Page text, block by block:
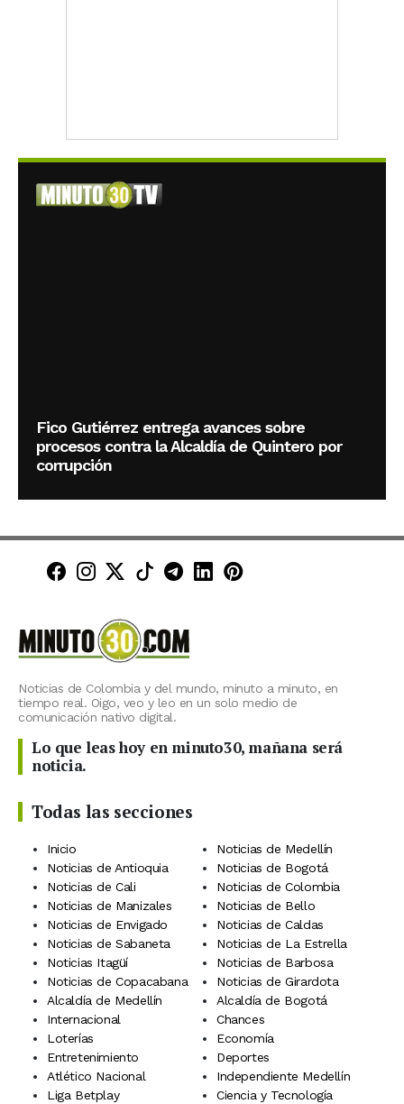
Fico Gutiérrez entrega avances sobre
procesos contra la Alcaldía de Quintero por
corrupción
Minuto30 en Facebook
Minuto30 en Instagram
Minuto30 en X (Twitter)
Minuto30 en TikTok
Canal de Minuto30 en
Minuto30 en LinkedIn
Minuto30 en
Noticias de Colombia y del mundo, minuto a minuto, en
tiempo real. Oigo, veo y leo en un solo medio de
comunicación nativo digital.
Lo que leas hoy en minuto30, mañana será
noticia.
Todas las secciones
Inicio
Noticias de Medellín
Noticias de Antioquia
Noticias de Bogotá
Noticias de Cali
Noticias de Colombia
Noticias de Manizales
Noticias de Bello
Noticias de Envigado
Noticias de Caldas
Noticias de Sabaneta
Noticias de La Estrella
Noticias Itagüí
Noticias de Barbosa
Noticias de Copacabana
Noticias de Girardota
Alcaldía de Medellín
Alcaldía de Bogotá
Internacional
Chances
Loterías
Economía
Entretenimiento
Deportes
Atlético Nacional
Independiente Medellín
Liga Betplay
Ciencia y Tecnología